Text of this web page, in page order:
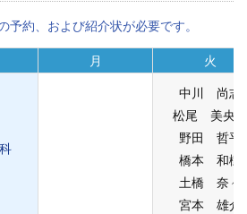
予約、および紹介状が必要です。
月 火
中川 尚志
松尾 美央子
野田 哲平
橋本 和樹
土橋 奈々
宮本 雄介